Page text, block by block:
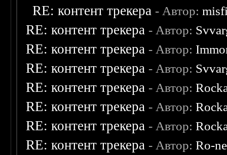
RE: контент трекера - Автор:
RE: контент трекера - Автор:
RE: контент трекера - Автор:
RE: контент трекера - Автор:
RE: контент трекера - Автор:
RE: контент трекера - Автор:
RE: контент трекера - Автор:
RE: контент трекера - Автор:Ro-